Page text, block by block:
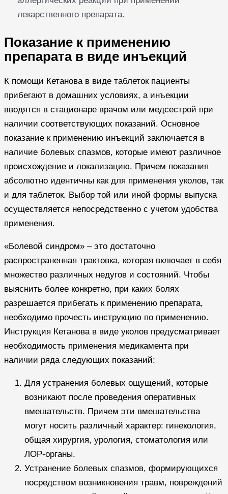
лекарственного препарата.
Показание к применению
препарата в виде инъекций
К помощи Кетанова в виде таблеток пациенты
прибегают в домашних условиях, а инъекции
вводятся в стационаре врачом или медсестрой при
наличии соответствующих показаний. Основное
показание к применению инъекций заключается в
наличие болевых спазмов, которые имеют различное
происхождение и локализацию. Причем показания
абсолютно идентичны как для применения уколов, так
и для таблеток. Выбор той или иной формы выпуска
осуществляется непосредственно с учетом удобства
применения.
«Болевой синдром» – это достаточно
распространенная трактовка, которая включает в себя
множество различных недугов и состояний. Чтобы
выяснить более конкретно, при каких болях
разрешается прибегать к применению препарата,
необходимо прочесть инструкцию по применению.
Инструкция Кетанова в виде уколов предусматривает
необходимость применения медикамента при
наличии ряда следующих показаний:
Для устранения болевых ощущений, которые
возникают после проведения оперативных
вмешательств. Причем эти вмешательства
могут носить различный характер: гинекология,
общая хирургия, урология, стоматология или
ЛОР-органы.
Устранение болевых спазмов, формирующихся
посредством возникновения травм, повреждений